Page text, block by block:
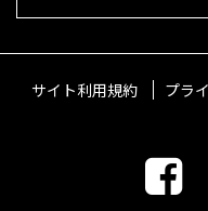
サイト利用規約 プラ